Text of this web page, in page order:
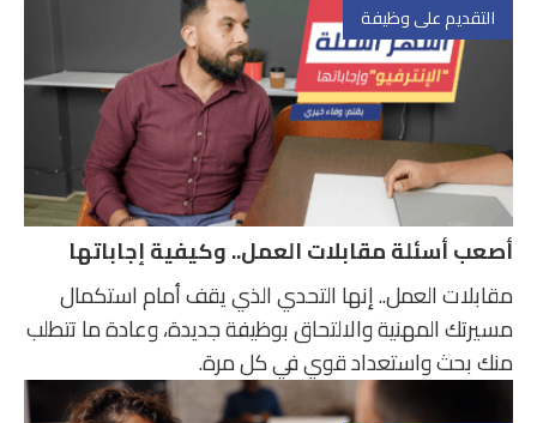
التقديم على وظيفة
أصعب أسئلة مقابلات العمل.. وكيفية إجاباتها
مقابلات العمل.. إنها التحدي الذي يقف أمام استكمال
مسيرتك المهنية والالتحاق بوظيفة جديدة، وعادة ما تتطلب
منك بحث واستعداد قوي في كل مرة.